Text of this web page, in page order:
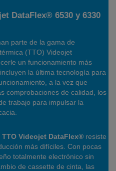
DataFlex® 6530 y 6330
parte de la gama de
(TTO) Videojet
un funcionamiento más
la última tecnología para
a la vez que
comprobaciones de calidad, los
trabajo para impulsar la
Videojet DataFlex® resiste
más difíciles. Con pocas
totalmente electrónico sin
de cassette de cinta, las